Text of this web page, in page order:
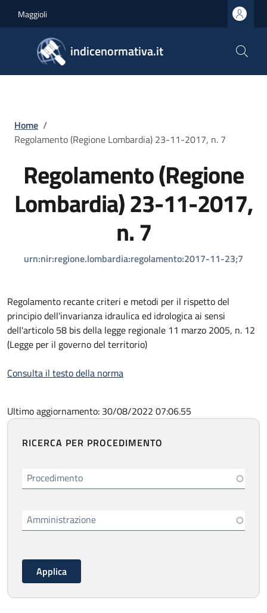
Maggioli
indicenormativa.it
Briciole di pane
Home /
Regolamento (Regione Lombardia) 23-11-2017, n. 7
Regolamento (Regione
Lombardia) 23-11-2017,
n. 7
urn:nir:regione.lombardia:regolamento:2017-11-23;7
Regolamento recante criteri e metodi per il rispetto del
principio dell'invarianza idraulica ed idrologica ai sensi
dell'articolo 58 bis della legge regionale 11 marzo 2005, n. 12
(Legge per il governo del territorio)
Consulta il testo della norma
Ultimo aggiornamento: 30/08/2022 07:06.55
RICERCA PER PROCEDIMENTO
Procedimento
Amministrazione